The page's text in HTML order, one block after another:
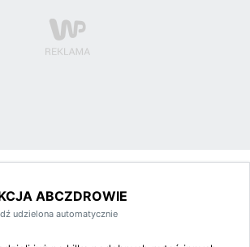
ABCZDROWIE
udzielona automatycznie